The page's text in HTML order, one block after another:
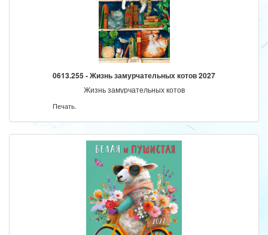
0613.255 - Жизнь замурчательных котов 2027
Жизнь замурчательных котов
Печать.